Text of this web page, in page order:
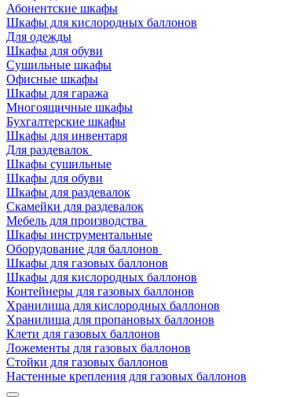
Абонентские шкафы
Шкафы для кислородных баллонов
Для одежды
Шкафы для обуви
Сушильные шкафы
Офисные шкафы
Шкафы для гаража
Многоящичные шкафы
Бухгалтерские шкафы
Шкафы для инвентаря
Для раздевалок
Шкафы сушильные
Шкафы для обуви
Шкафы для раздевалок
Скамейки для раздевалок
Мебель для производства
Шкафы инструментальные
Оборудование для баллонов
Шкафы для газовых баллонов
Шкафы для кислородных баллонов
Контейнеры для газовых баллонов
Хранилища для кислородных баллонов
Хранилища для пропановых баллонов
Клети для газовых баллонов
Ложементы для газовых баллонов
Стойки для газовых баллонов
Настенные крепления для газовых баллонов